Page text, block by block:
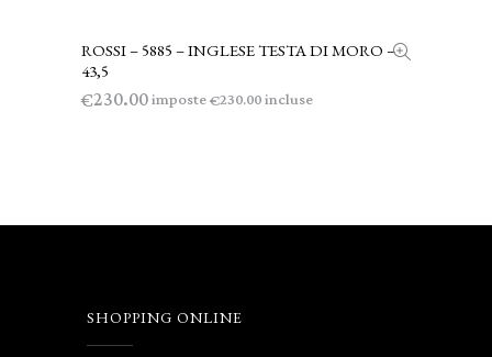
LEGGI TUTTO
ROSSI – 5885 – INGLESE TESTA DI MORO –
43,5
€230.00imposte€230.00incluse
SHOPPING ONLINE